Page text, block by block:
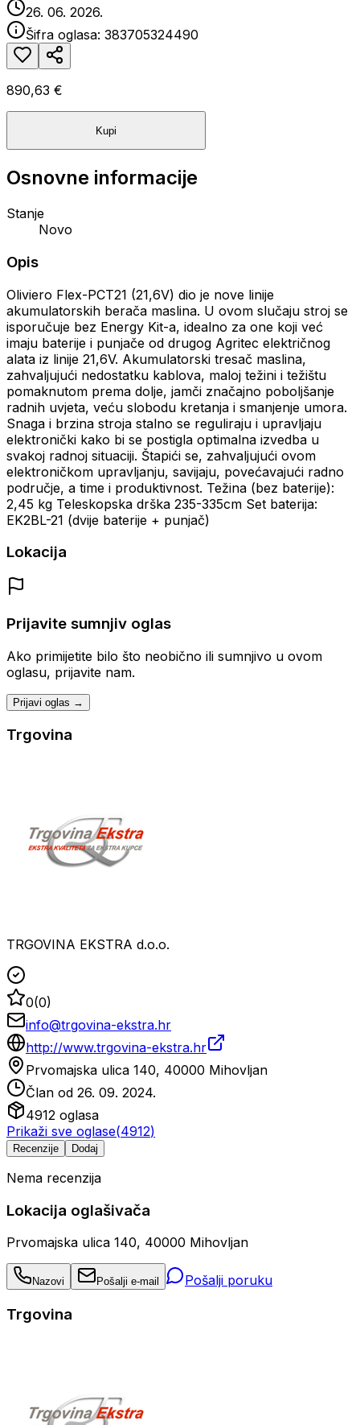
26. 06. 2026.
Šifra oglasa: 383705324490
890,63 €
Kupi
Osnovne informacije
Stanje
Novo
Opis
Oliviero Flex-PCT21 (21,6V) dio je nove linije
akumulatorskih berača maslina. U ovom slučaju stroj se
isporučuje bez Energy Kit-a, idealno za one koji već
imaju baterije i punjače od drugog Agritec električnog
alata iz linije 21,6V. Akumulatorski tresač maslina,
zahvaljujući nedostatku kablova, maloj težini i težištu
pomaknutom prema dolje, jamči značajno poboljšanje
radnih uvjeta, veću slobodu kretanja i smanjenje umora.
Snaga i brzina stroja stalno se reguliraju i upravljaju
elektronički kako bi se postigla optimalna izvedba u
svakoj radnoj situaciji. Štapići se, zahvaljujući ovom
elektroničkom upravljanju, savijaju, povećavajući radno
područje, a time i produktivnost. Težina (bez baterije):
2,45 kg Teleskopska drška 235-335cm Set baterija:
EK2BL-21 (dvije baterije + punjač)
Lokacija
Prijavite sumnjiv oglas
Ako primijetite bilo što neobično ili sumnjivo u ovom
oglasu, prijavite nam.
Prijavi oglas →
Trgovina
TRGOVINA EKSTRA d.o.o.
0(0)
info@trgovina-ekstra.hr
http://www.trgovina-ekstra.hr
Prvomajska ulica 140, 40000 Mihovljan
Član od 26. 09. 2024.
4912 oglasa
Prikaži sve oglase(4912)
Recenzije Dodaj
Nema recenzija
Lokacija oglašivača
Prvomajska ulica 140, 40000 Mihovljan
Nazovi Pošalji e-mail Pošalji poruku
Trgovina